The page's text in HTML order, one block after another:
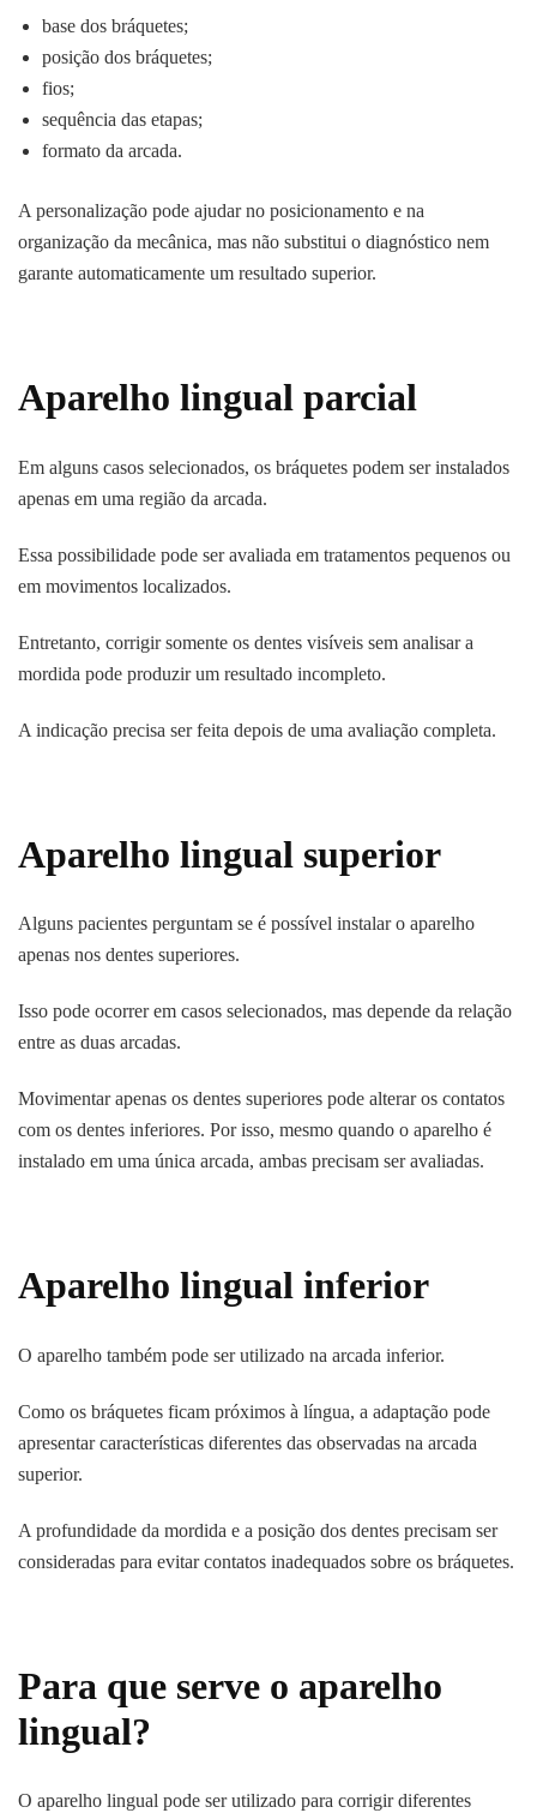
base dos bráquetes;
posição dos bráquetes;
fios;
sequência das etapas;
formato da arcada.
A personalização pode ajudar no posicionamento e na
organização da mecânica, mas não substitui o diagnóstico nem
garante automaticamente um resultado superior.
Aparelho lingual parcial
Em alguns casos selecionados, os bráquetes podem ser instalados
apenas em uma região da arcada.
Essa possibilidade pode ser avaliada em tratamentos pequenos ou
em movimentos localizados.
Entretanto, corrigir somente os dentes visíveis sem analisar a
mordida pode produzir um resultado incompleto.
A indicação precisa ser feita depois de uma avaliação completa.
Aparelho lingual superior
Alguns pacientes perguntam se é possível instalar o aparelho
apenas nos dentes superiores.
Isso pode ocorrer em casos selecionados, mas depende da relação
entre as duas arcadas.
Movimentar apenas os dentes superiores pode alterar os contatos
com os dentes inferiores. Por isso, mesmo quando o aparelho é
instalado em uma única arcada, ambas precisam ser avaliadas.
Aparelho lingual inferior
O aparelho também pode ser utilizado na arcada inferior.
Como os bráquetes ficam próximos à língua, a adaptação pode
apresentar características diferentes das observadas na arcada
superior.
A profundidade da mordida e a posição dos dentes precisam ser
consideradas para evitar contatos inadequados sobre os bráquetes.
Para que serve o aparelho
lingual?
O aparelho lingual pode ser utilizado para corrigir diferentes